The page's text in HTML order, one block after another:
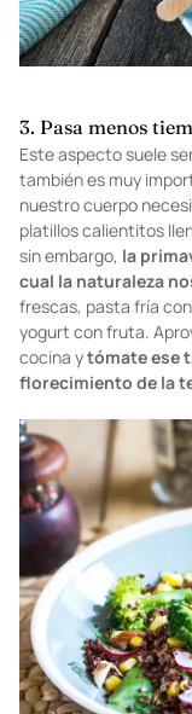
3. Pasa menos
Este aspecto suele
también es muy
nuestro cuerpo
platillos calientitos
sin embargo, la
cual la naturaleza
frescas, pasta fría
yogurt con fruta.
cocina ytómate ese
florecimiento de la